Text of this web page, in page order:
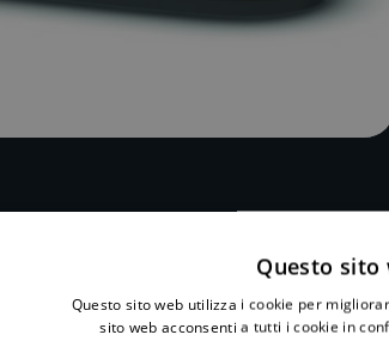
Questo sito
Questo sito web utilizza i cookie per
sito web acconsenti a tutti i cookie in